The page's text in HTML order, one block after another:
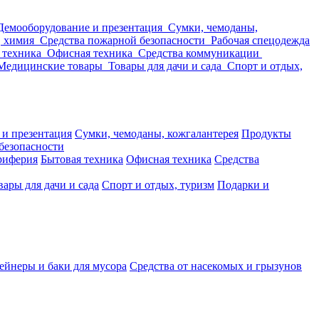
и презентация Сумки, чемоданы,
химия Средства пожарной безопасности Рабочая спецодежда
Офисная техника Средства коммуникации
товары Товары для дачи и сада Спорт и отдых,
презентация Сумки, чемоданы, кожгалантерея Продукты
Бытовая техника Офисная техника Средства
для дачи и сада Спорт и отдых, туризм Подарки и
и баки для мусора Средства от насекомых и грызунов